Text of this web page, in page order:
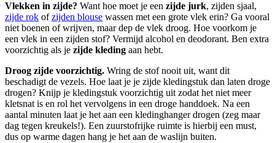
Vlekken in zijde? Want hoe moet je een zijde jurk, zijden sjaal,
zijde rok ofzijden blouse wassen met een grote vlek erin? Ga vooral
niet boenen of wrijven, maar dep de vlek droog. Hoe voorkom je
een vlek in een zijden stof? Vermijd alcohol en deodorant. Ben extra
voorzichtig als je zijde kleding aan hebt.
Droog zijde voorzichtig. Wring de stof nooit uit, want dit
beschadigt de vezels. Hoe laat je je zijde kledingstuk dan laten droge
drogen? Knijp je kledingstuk voorzichtig uit zodat het niet meer
kletsnat is en rol het vervolgens in een droge handdoek. Na een
aantal minuten laat je het aan een kledinghanger drogen (zeg maar
dag tegen kreukels!). Een zuurstofrijke ruimte is hierbij een must,
dus op warme dagen hang je het aan de waslijn buiten.